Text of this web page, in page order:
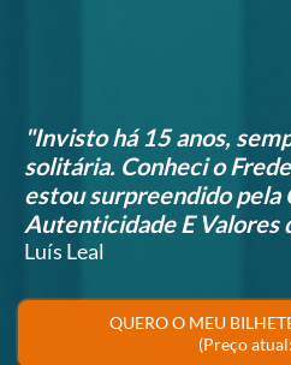
"Invisto há 15 anos,
solitária. Conheci o
estou surpreendido pela
Autenticidade E Valores
Luís Leal
QUERO O MEU
(Preço